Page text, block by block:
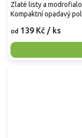
od 139 Kč / ks
Zlaté listy a
Kompaktní opadavý